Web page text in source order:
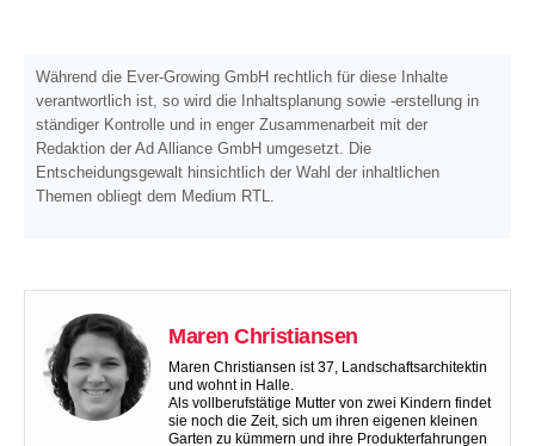
Während die Ever-Growing GmbH rechtlich für diese Inhalte
verantwortlich ist, so wird die Inhaltsplanung sowie -erstellung in
ständiger Kontrolle und in enger Zusammenarbeit mit der
Redaktion der Ad Alliance GmbH umgesetzt. Die
Entscheidungsgewalt hinsichtlich der Wahl der inhaltlichen
Themen obliegt dem Medium RTL.
Maren Christiansen
Maren Christiansen ist 37, Landschaftsarchitektin
und wohnt in Halle.
Als vollberufstätige Mutter von zwei Kindern findet
sie noch die Zeit, sich um ihren eigenen kleinen
Garten zu kümmern und ihre Produkterfahrungen